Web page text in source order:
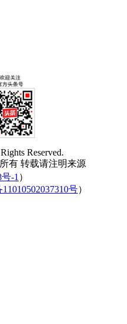
Reserved.
有 转载请注明来源
-1 ）
号）